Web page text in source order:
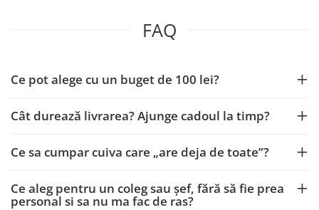
FAQ
Ce pot alege cu un buget de 100 lei?
Cât durează livrarea? Ajunge cadoul la timp?
Ce sa cumpar cuiva care „are deja de toate”?
Ce aleg pentru un coleg sau șef, fără să fie prea
personal si sa nu ma fac de ras?